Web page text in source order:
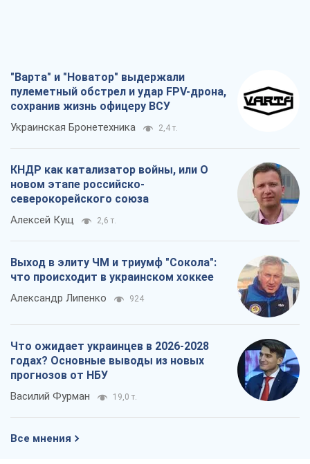
"Варта" и "Новатор" выдержали
пулеметный обстрел и удар FPV-дрона,
сохранив жизнь офицеру ВСУ
Украинская Бронетехника 2,4 т.
КНДР как катализатор войны, или О
новом этапе российско-
северокорейского союза
Алексей Кущ 2,6 т.
Выход в элиту ЧМ и триумф "Сокола":
что происходит в украинском хоккее
Александр Липенко 924
Что ожидает украинцев в 2026-2028
годах? Основные выводы из новых
прогнозов от НБУ
Василий Фурман 19,0 т.
Все мнения